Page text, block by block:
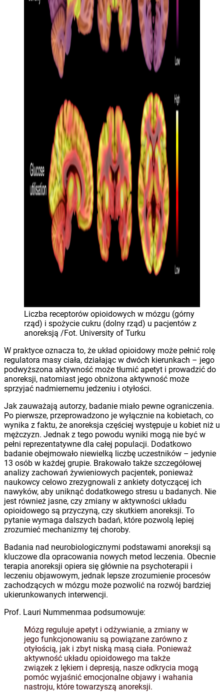
Liczba receptorów opioidowych w mózgu (górny
rząd) i spożycie cukru (dolny rząd) u pacjentów z
anoreksją /Fot. University of Turku
W praktyce oznacza to, że układ opioidowy może pełnić rolę
regulatora masy ciała, działając w dwóch kierunkach – jego
podwyższona aktywność może tłumić apetyt i prowadzić do
anoreksji, natomiast jego obniżona aktywność może
sprzyjać nadmiernemu jedzeniu i otyłości.
Jak zauważają autorzy, badanie miało pewne ograniczenia.
Po pierwsze, przeprowadzono je wyłącznie na kobietach, co
wynika z faktu, że anoreksja częściej występuje u kobiet niż u
mężczyzn. Jednak z tego powodu wyniki mogą nie być w
pełni reprezentatywne dla całej populacji. Dodatkowo
badanie obejmowało niewielką liczbę uczestników – jedynie
13 osób w każdej grupie. Brakowało także szczegółowej
analizy zachowań żywieniowych pacjentek, ponieważ
naukowcy celowo zrezygnowali z ankiety dotyczącej ich
nawyków, aby uniknąć dodatkowego stresu u badanych. Nie
jest również jasne, czy zmiany w aktywności układu
opioidowego są przyczyną, czy skutkiem anoreksji. To
pytanie wymaga dalszych badań, które pozwolą lepiej
zrozumieć mechanizmy tej choroby.
Badania nad neurobiologicznymi podstawami anoreksji są
kluczowe dla opracowania nowych metod leczenia. Obecnie
terapia anoreksji opiera się głównie na psychoterapii i
leczeniu objawowym, jednak lepsze zrozumienie procesów
zachodzących w mózgu może pozwolić na rozwój bardziej
ukierunkowanych interwencji.
Prof. Lauri Nummenmaa podsumowuje:
Mózg reguluje apetyt i odżywianie, a zmiany w
jego funkcjonowaniu są powiązane zarówno z
otyłością, jak i zbyt niską masą ciała. Ponieważ
aktywność układu opioidowego ma także
związek z lękiem i depresją, nasze odkrycia mogą
pomóc wyjaśnić emocjonalne objawy i wahania
nastroju, które towarzyszą anoreksji.